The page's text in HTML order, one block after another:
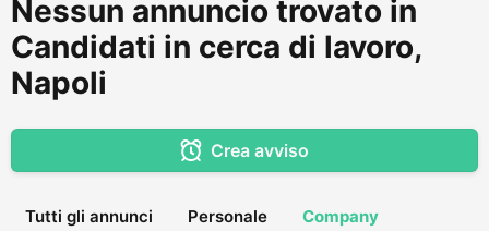
Nessun annuncio trovato in
Candidati in cerca di lavoro,
Napoli
Crea avviso
Tutti gli annunci Personale Company